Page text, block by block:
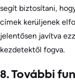
segít biztosítani,
címek kerüljenek
jelentősen javítva
kezdetektől fogva.
8. További